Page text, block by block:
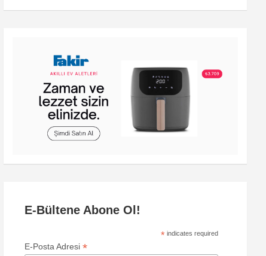
E-Bültene Abone Ol!
*indicates required
E-Posta Adresi*